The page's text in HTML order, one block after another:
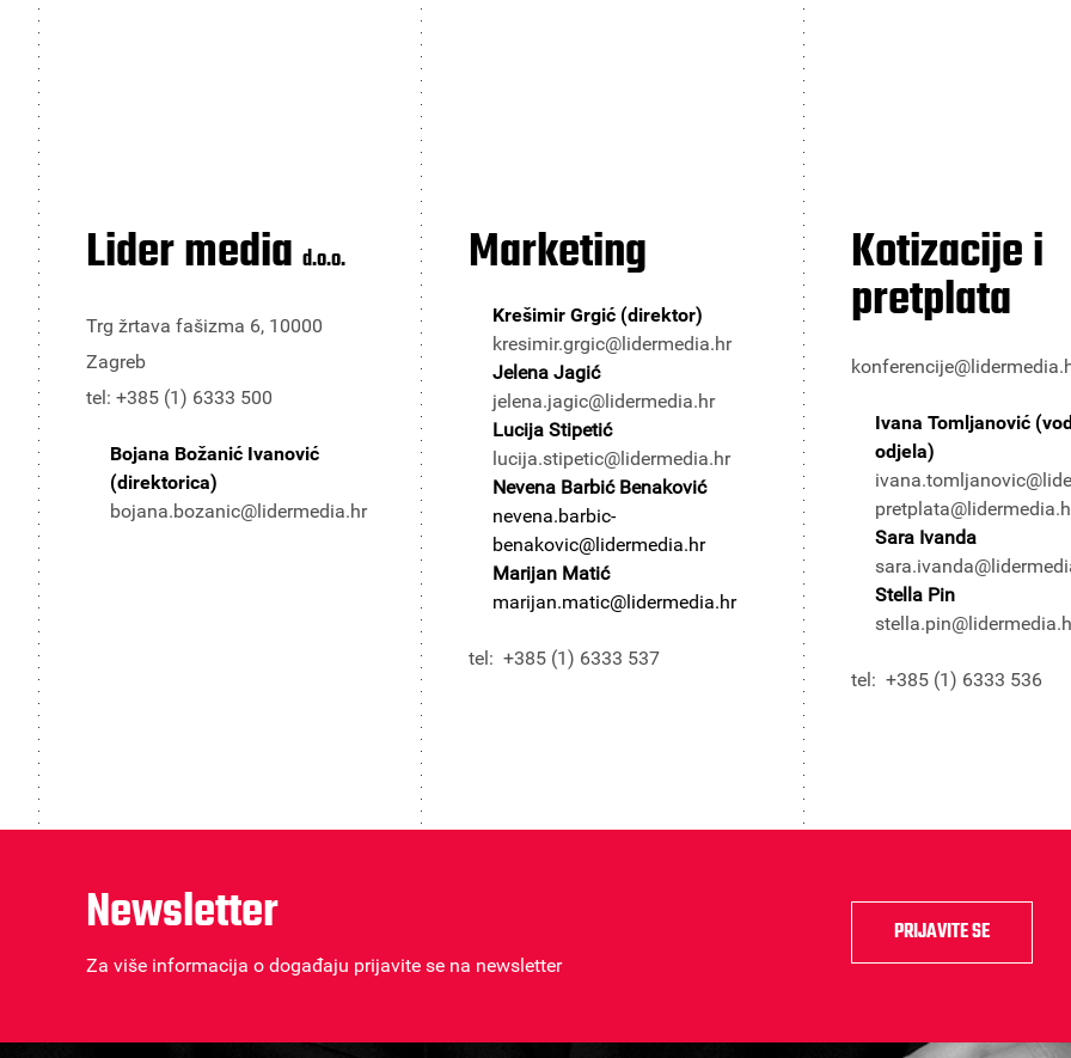
Lider media d.o.o.
Trg žrtava fašizma 6, 10000
Zagreb
tel: +385 (1) 6333 500
Bojana Božanić Ivanović
(direktorica)
bojana.bozanic@lidermedia.hr
Marketing
Krešimir Grgić (direktor)
kresimir.grgic@lidermedia.hr
Jelena Jagić
jelena.jagic@lidermedia.hr
Lucija Stipetić
lucija.stipetic@lidermedia.hr
Nevena Barbić Benaković
nevena.barbic-
benakovic@lidermedia.hr
Marijan Matić
marijan.matic@lidermedia.hr
tel: +385 (1) 6333 537
Kotizacije i
pretplata
Ivana Tomljanović
odjela)
Sara Ivanda
Stella Pin
tel: +385 (1) 6333 536
Newsletter
Za više informacija o događaju prijavite se na newsletter
PRIJAVITE SE